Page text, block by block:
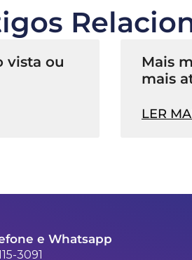
vista ou
Mais
mais
LER
e Whatsapp
3091